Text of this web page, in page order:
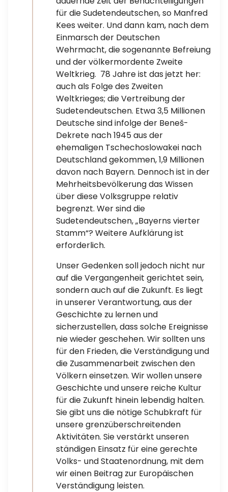
für die Sudetendeutschen, so Manfred
Kees weiter. Und dann kam, nach dem
Einmarsch der Deutschen
Wehrmacht, die sogenannte Befreiung
und der völkermordente Zweite
Weltkrieg. 78 Jahre ist das jetzt her:
auch als Folge des Zweiten
Weltkrieges; die Vertreibung der
Sudetendeutschen. Etwa 3,5 Millionen
Deutsche sind infolge der Beneš-
Dekrete nach 1945 aus der
ehemaligen Tschechoslowakei nach
Deutschland gekommen, 1,9 Millionen
davon nach Bayern. Dennoch ist in der
Mehrheitsbevölkerung das Wissen
über diese Volksgruppe relativ
begrenzt. Wer sind die
Sudetendeutschen, „Bayerns vierter
Stamm“? Weitere Aufklärung ist
erforderlich.
Unser Gedenken soll jedoch nicht nur
auf die Vergangenheit gerichtet sein,
sondern auch auf die Zukunft. Es liegt
in unserer Verantwortung, aus der
Geschichte zu lernen und
sicherzustellen, dass solche Ereignisse
nie wieder geschehen. Wir sollten uns
für den Frieden, die Verständigung und
die Zusammenarbeit zwischen den
Völkern einsetzen. Wir wollen unsere
Geschichte und unsere reiche Kultur
für die Zukunft hinein lebendig halten.
Sie gibt uns die nötige Schubkraft für
unsere grenzüberschreitenden
Aktivitäten. Sie verstärkt unseren
ständigen Einsatz für eine gerechte
Volks- und Staatenordnung, mit dem
wir einen Beitrag zur Europäischen
Verständigung leisten.